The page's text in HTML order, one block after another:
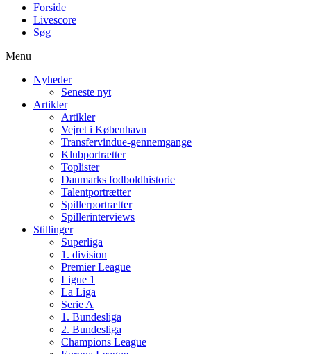
Forside
Livescore
Søg
Menu
Nyheder
Seneste nyt
Artikler
Artikler
Vejret i København
Transfervindue-gennemgange
Klubportrætter
Toplister
Danmarks fodboldhistorie
Talentportrætter
Spillerportrætter
Spillerinterviews
Stillinger
Superliga
1. division
Premier League
Ligue 1
La Liga
Serie A
1. Bundesliga
2. Bundesliga
Champions League